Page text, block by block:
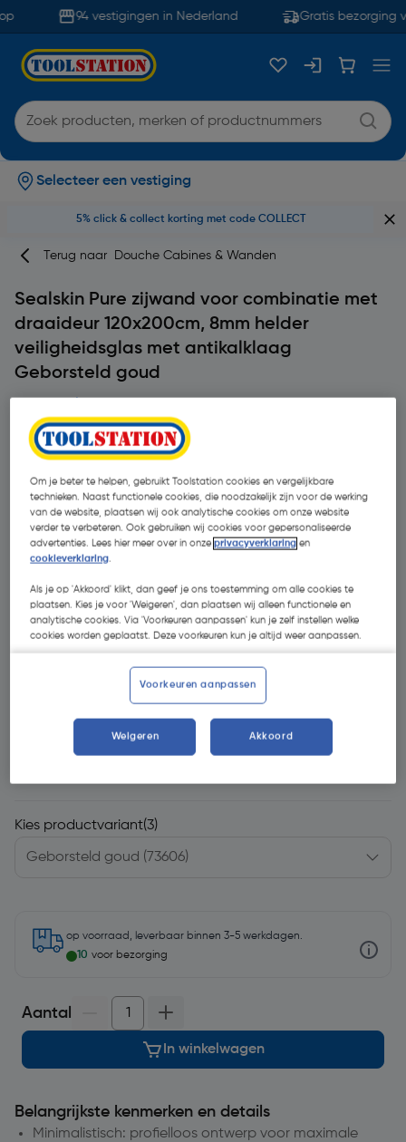
94 vestigingen in Nederland Gratis bezorging
Selecteer een vestiging
5% click & collect korting met code COLLECT
Terug naar Douche Cabines & Wanden
Sealskin Pure zijwand voor combinatie met
draaideur 120x200cm, 8mm helder
veiligheidsglas met antikalklaag
Geborsteld goud
€ 359,00
Kies productvariant(3)
op voorraad, leverbaar binnen 3-5 werkdagen.
10 voor bezorging
Aantal
In winkelwagen
Belangrijkste kenmerken en details
Minimalistisch: profielloos ontwerp voor maximale
Om je beter te helpen, gebruikt Toolstation cookies en vergelijkbare
technieken. Naast functionele cookies, die noodzakelijk zijn voor de werking
van de website, plaatsen wij ook analytische cookies om onze website
verder te verbeteren. Ook gebruiken wij cookies voor gepersonaliseerde
advertenties. Lees hier meer over in onzeprivacyverklaring en
cookieverklaring.
Als je op 'Akkoord' klikt, dan geef je ons toestemming om alle cookies te
plaatsen. Kies je voor 'Weigeren', dan plaatsen wij alleen functionele en
analytische cookies. Via 'Voorkeuren aanpassen' kun je zelf instellen welke
cookies worden geplaatst. Deze voorkeuren kun je altijd weer aanpassen.
Voorkeuren aanpassen
Weigeren Akkoord